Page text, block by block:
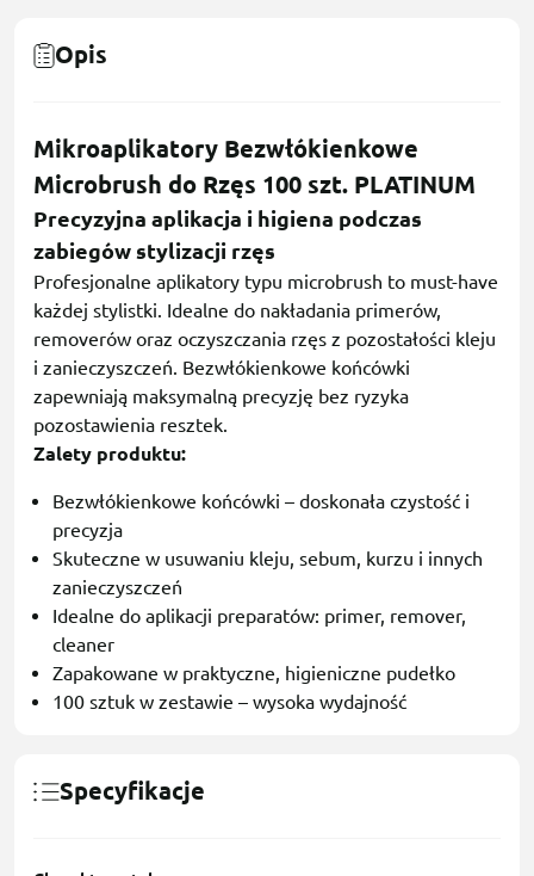
Opis
Mikroaplikatory Bezwłókienkowe
Microbrush do Rzęs 100 szt. PLATINUM
Precyzyjna aplikacja i higiena podczas
zabiegów stylizacji rzęs
Profesjonalne aplikatory typu microbrush to must-have
każdej stylistki. Idealne do nakładania primerów,
removerów oraz oczyszczania rzęs z pozostałości kleju
i zanieczyszczeń. Bezwłókienkowe końcówki
zapewniają maksymalną precyzję bez ryzyka
pozostawienia resztek.
Zalety produktu:
Bezwłókienkowe końcówki – doskonała czystość i
precyzja
Skuteczne w usuwaniu kleju, sebum, kurzu i innych
zanieczyszczeń
Idealne do aplikacji preparatów: primer, remover,
cleaner
Zapakowane w praktyczne, higieniczne pudełko
100 sztuk w zestawie – wysoka wydajność
Specyfikacje